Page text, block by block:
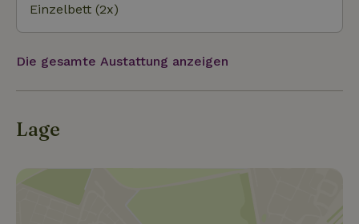
Einzelbett (2x)
Die gesamte Austattung anzeigen
Lage